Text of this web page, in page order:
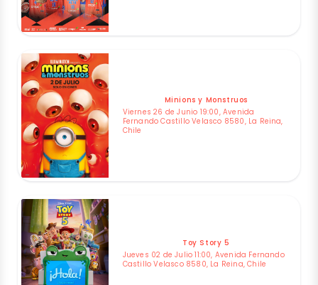
Minions y Monstruos
Viernes 26 de Junio 19:00, Avenida
Fernando Castillo Velasco 8580, La Reina,
Chile
Toy Story 5
Jueves 02 de Julio 11:00, Avenida Fernando
Castillo Velasco 8580, La Reina, Chile